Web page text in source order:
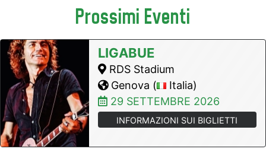
Prossimi Eventi
LIGABUE
RDS Stadium
Genova (
Italia)
29 SETTEMBRE 2026
INFORMAZIONI SUI BIGLIETTI